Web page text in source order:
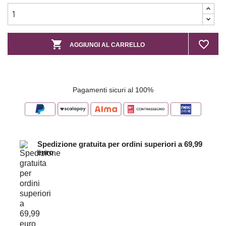
 AGGIUNGI AL CARRELLO favorite_border
Pagamenti sicuri al 100%
Spedizione gratuita per ordini superiori a 69,99
euro